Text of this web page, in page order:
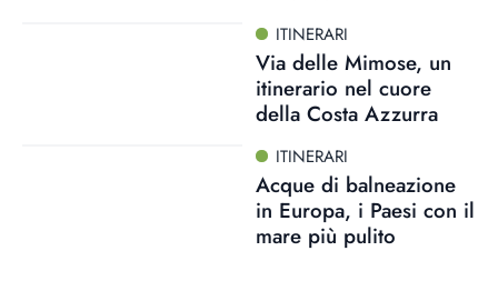
ITINERARI
Via delle Mimose, un
itinerario nel cuore
della Costa Azzurra
ITINERARI
Acque di balneazione
in Europa, i Paesi con il
mare più pulito